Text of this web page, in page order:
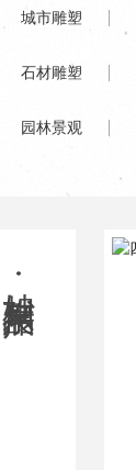
城市雕塑
石材雕塑
园林景观
妙相·产品展示